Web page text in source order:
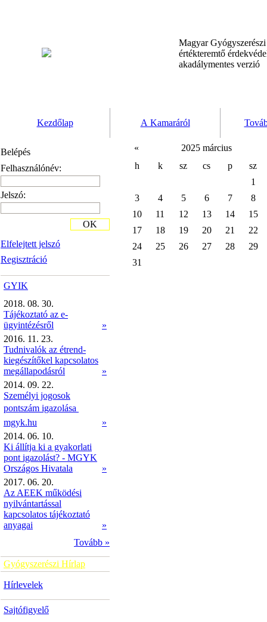
Magyar
értékteremtő
akadálymentes verzió
Kezdőlap A Kamaráról
Belépés
Felhasználónév:
Jelszó:
Elfelejtett jelszó
Regisztráció
OK
GYIK
2018. 08. 30.
Tájékoztató az e-
ügyintézésről
»
2016. 11. 23.
Tudnivalók az étrend-
kiegészítőkel kapcsolatos
megállapodásról
»
2014. 09. 22.
Személyi jogosok
pontszám igazolása 
mgyk.hu
»
2014. 06. 10.
Ki állítja ki a gyakorlati
pont igazolást? - MGYK
Országos Hivatala
»
2017. 06. 20.
Az AEEK működési
nyilvántartással
kapcsolatos tájékoztató
anyagai
»
Tovább »
Gyógyszerészi Hírlap
Hírlevelek
Sajtófigyelő
«
2025 március
h
k sz cs p
sz
1
3
4 5 6 7
8
10
11 12 13 14
15
17
18 19 20 21
22
24
25 26 27 28
29
31